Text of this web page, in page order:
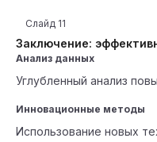
Заключение:
Слайд 11
Анализ данных
Углубленный анализ
Инновационные методы
Использование новых